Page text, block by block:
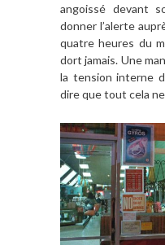
angoissé devant
donner l’alerte
quatre heures du
dort jamais. Une
la tension interne
dire que tout cela